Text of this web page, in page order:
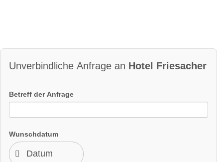
Unverbindliche Anfrage an Hotel Friesacher
Betreff der Anfrage
Wunschdatum